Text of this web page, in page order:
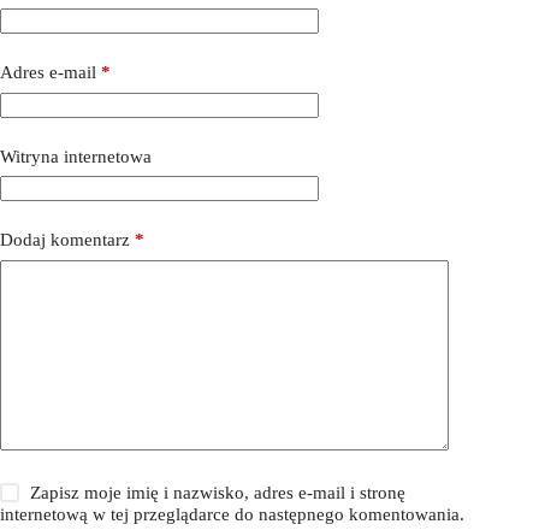
Adres e-mail *
Witryna internetowa
Dodaj komentarz *
Zapisz moje imię i nazwisko, adres e-mail i stronę
internetową w tej przeglądarce do następnego komentowania.